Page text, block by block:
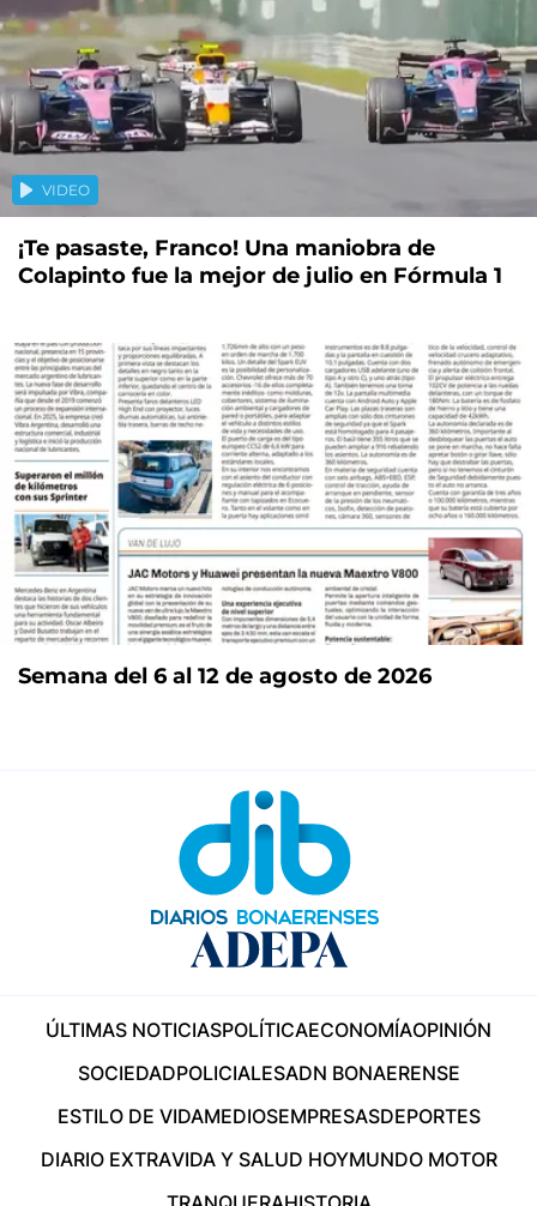
VIDEO
¡Te pasaste, Franco! Una maniobra de
Colapinto fue la mejor de julio en Fórmula 1
Semana del 6 al 12 de agosto de 2026
ÚLTIMAS NOTICIASPOLÍTICAECONOMÍAOPINIÓN
SOCIEDADPOLICIALESADN BONAERENSE
ESTILO DE VIDAMEDIOSEMPRESASDEPORTES
DIARIO EXTRAVIDA Y SALUD HOYMUNDO MOTOR